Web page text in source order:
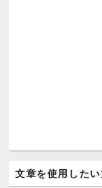
文章を使用した